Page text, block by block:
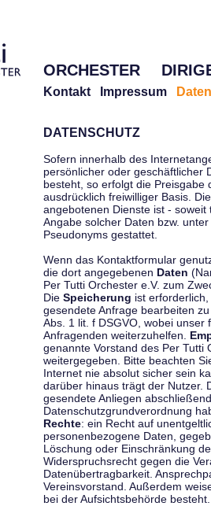
ORCHESTER
Kontakt Impressum
DATENSCHUTZ
Sofern innerhalb des
persönlicher oder geschäftlicher
besteht, so erfolgt die Preisgabe
ausdrücklich freiwilliger Basis.
angebotenen Dienste ist -
Angabe solcher Daten bzw.
Pseudonyms gestattet.
Wenn das Kontaktformular
die dort angegebenen Daten
Per Tutti Orchester e.V. zum
Die Speicherung ist
gesendete Anfrage bearbeiten
Abs. 1 lit. f DSGVO, wobei
Anfragenden weiterzuhelfen.
genannte Vorstand des Per Tutti
weitergegeben. Bitte beachten
Internet nie absolut sicher sein
darüber hinaus trägt der Nutzer.
gesendete Anliegen
Datenschutzgrundverordnung
Rechte: ein Recht auf
personenbezogene Daten,
Löschung oder Einschränkung
Widerspruchsrecht gegen die
Datenübertragbarkeit.
Vereinsvorstand. Außerdem
bei der Aufsichtsbehörde besteht.